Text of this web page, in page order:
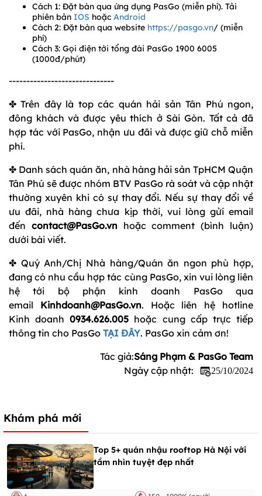
Cách 1: Đặt bàn qua ứng dụng PasGo (miễn phí). Tải
phiên bản IOS hoặc Android
Cách 2: Đặt bàn qua website https://pasgo.vn/ (miễn
phí)
Cách 3: Gọi điện tới tổng đài PasGo 1900 6005
(1000đ/phút)
------------------------------
✤ Trên đây là top các quán hải sản Tân Phú ngon,
đông khách và được yêu thích ở Sài Gòn. Tất cả đã
hợp tác với PasGo, nhận ưu đãi và được giữ chỗ miễn
phí.
✤ Danh sách quán ăn, nhà hàng hải sản TpHCM Quận
Tân Phú sẽ được nhóm BTV PasGo rà soát và cập nhật
thường xuyên khi có sự thay đổi. Nếu sự thay đổi về
ưu đãi, nhà hàng chưa kịp thời, vui lòng gửi email
đến contact@PasGo.vnhoặc comment (bình luận)
dưới bài viết.
✤ Quý Anh/Chị Nhà hàng/Quán ăn ngon phù hợp,
đang có nhu cầu hợp tác cùng PasGo, xin vui lòng liên
hệ tới bộ phận kinh doanh PasGo qua
email Kinhdoanh@PasGo.vn. Hoặc liên hệ hotline
Kinh doanh0934.626.005 hoặc cung cấp trực tiếp
thông tin cho PasGo TẠI ĐÂY. PasGo xin cảm ơn!
Tác giả:Sáng Phạm & PasGo Team
Ngày cập nhật:
25/10/2024
Khám phá mới
Top 5+ quán nhậu rooftop Hà Nội với
tầm nhìn tuyệt đẹp nhất